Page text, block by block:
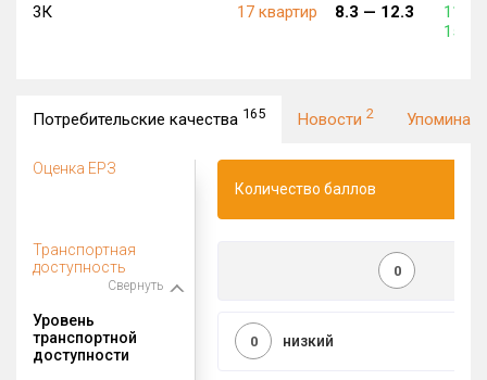
3К
17 квартир 8.3 — 12.3
115
151
Потребительские качества 165 Новости 2
Оценка ЕРЗ
Количество баллов
Транспортная
доступность
Свернуть
0
Уровень
транспортной
доступности
низкий
0